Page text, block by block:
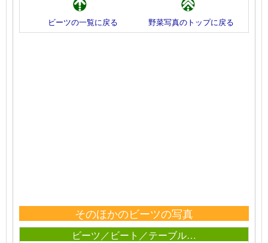
ビーツの一覧に戻る 野菜写真のトップに戻る
そのほかのビーツの写真
ビーツ／ビート／テーブル…